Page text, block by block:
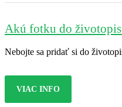
Akú fotku do
Nebojte sa pridať si do
VIAC INFO